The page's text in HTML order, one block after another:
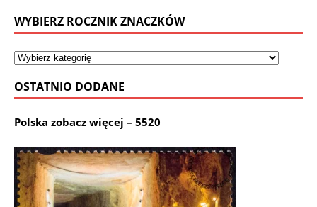
WYBIERZ ROCZNIK ZNACZKÓW
OSTATNIO DODANE
Polska zobacz więcej – 5520